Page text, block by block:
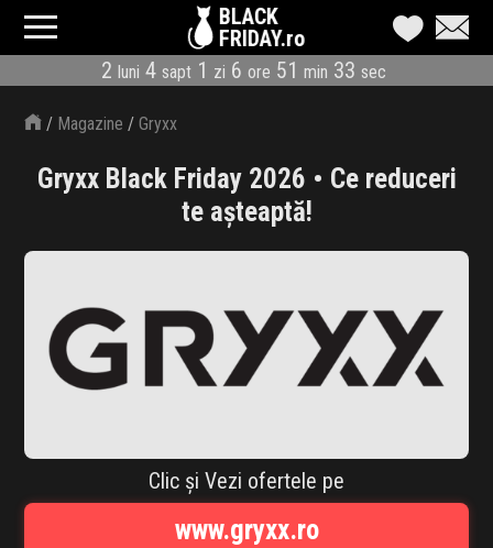
BLACK
FRIDAY.ro
2 luni 4 sapt 1 zi 6 ore 51 min 33 sec
CATEGORII
MAGAZINE
ÎNSCRIE MAGAZIN
LIVE BLOG
REDUCERI
CODURI REDUCERE
ABONARE NEWSLETTER
INFLUENCER SQUAD
/ Magazine /Gryxx
Gryxx Black Friday 2026 • Ce reduceri
te așteaptă!
Clic și Vezi ofertele pe
www.gryxx.ro